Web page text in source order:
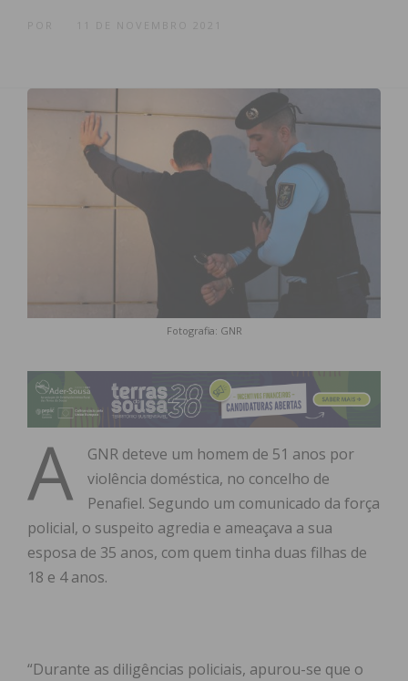
Fotografia: GNR
A
GNR deteve um homem de 51 anos por
violência doméstica, no concelho de
Penafiel. Segundo um comunicado da força
policial, o suspeito agredia e ameaçava a sua
esposa de 35 anos, com quem tinha duas filhas de
18 e 4 anos.
“Durante as diligências policiais, apurou-se que o